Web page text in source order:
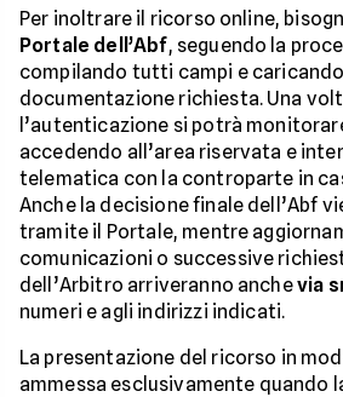
Per inoltrare il ricorso online,
Portale dell’Abf, seguendo la
compilando tutti campi e
documentazione richiesta. Una
l’autenticazione si potrà
accedendo all’area riservata e
telematica con la controparte in
Anche la decisione finale dell’Abf
tramite il Portale, mentre
comunicazioni o successive
dell’Arbitro arriveranno anchevia
numeri e agli indirizzi indicati.
La presentazione del ricorso in
ammessa esclusivamente quando